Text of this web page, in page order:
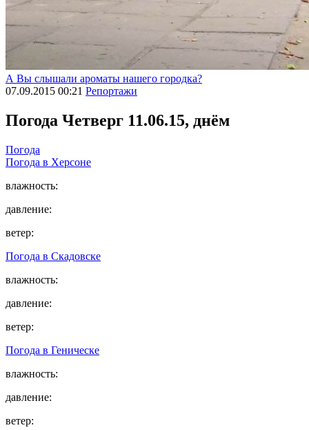
А Вы слышали ароматы нашего городка?
07.09.2015 00:21 Репортажи
Погода Четверг 11.06.15, днём
Погода
Погода в Херсоне
влажность:
давление:
ветер:
Погода в Скадовске
влажность:
давление:
ветер:
Погода в Геническе
влажность:
давление:
ветер: